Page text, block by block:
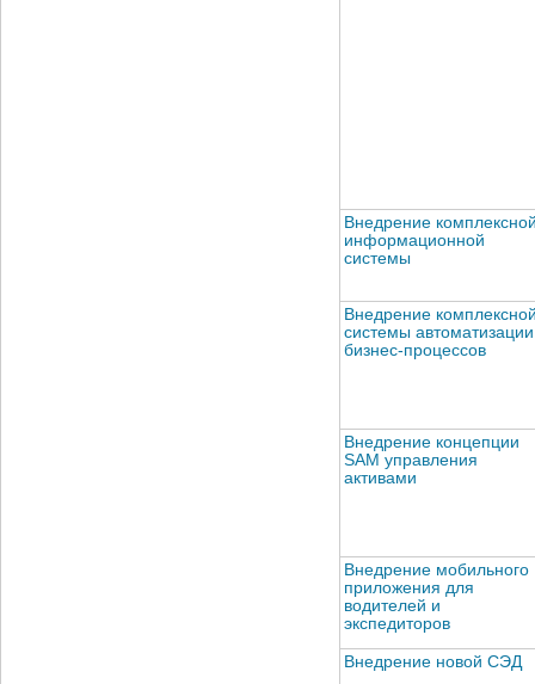
Внедрение
информационной
системы
Внедрение
системы автоматизации
бизнес-процессов
Внедрение концепции
SAM управления
активами
Внедрение мобильного
приложения для
водителей и
экспедиторов
Внедрение новой СЭД